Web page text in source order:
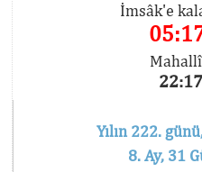
İmsâk'e
Yılın 222.
8. Ay, 31